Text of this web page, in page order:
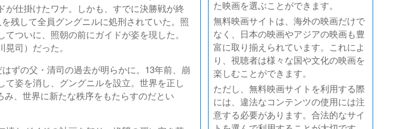
仕掛けたワナ。しかも、すでに決勝戦が終
残して全員グングニルに処刑されていた。照
ついに、照朝の前にガイドが姿を現した。
司）だった。
ずの父・清司の過去が明らかに。13年前、崩
姿を消し、グングニルを設立。世界を正し
、世界に新たな秩序をもたらすのだとい
た映画を選ぶことができます。
無料映画サイトは、海外の映画だけで
なく、日本の映画やアジアの映画も豊
富に取り揃えられています。これによ
り、視聴者は様々な国や文化の映画を
楽しむことができます。
ただし、無料映画サイトを利用する際
には、違法なコンテンツの使用には注
意する必要があります。合法的なサイ